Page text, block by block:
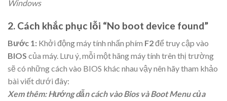
Windows
2. Cách khắc phục lỗi “No boot device found”
Bước 1: Khởi động máy tính nhấn phím F2để truy cập vào
BIOS của máy. Lưu ý, mỗi một hãng máy tính trên thị trường
sẽ có những cách vào BIOS khác nhau vậy nên hãy tham khảo
bài viết dưới đây:
Xem thêm: Hướng dẫn cách vào Bios và Boot Menu của